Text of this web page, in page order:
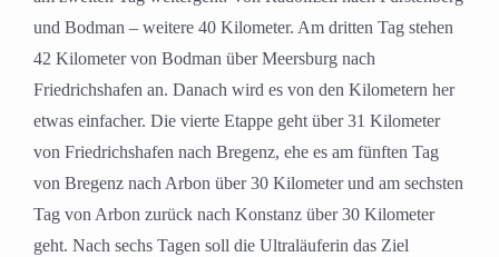
und Bodman – weitere 40 Kilometer. Am dritten Tag stehen
42 Kilometer von Bodman über Meersburg nach
Friedrichshafen an. Danach wird es von den Kilometern her
etwas einfacher. Die vierte Etappe geht über 31 Kilometer
von Friedrichshafen nach Bregenz, ehe es am fünften Tag
von Bregenz nach Arbon über 30 Kilometer und am sechsten
Tag von Arbon zurück nach Konstanz über 30 Kilometer
geht. Nach sechs Tagen soll die Ultraläuferin das Ziel